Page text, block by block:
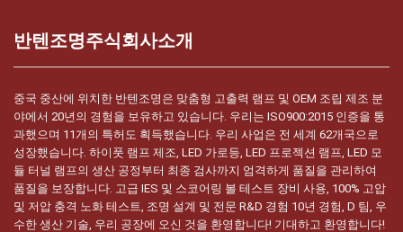
반텐조명주식회사소개
중국 중산에 위치한 반텐조명은 맞춤형 고출력 램프 및 OEM 조립 제조 분
야에서 20년의 경험을 보유하고 있습니다. 우리는 ISO900:2015 인증을 통
과했으며 11개의 특허도 획득했습니다. 우리 사업은 전 세계 62개국으로
성장했습니다. 하이풋 램프 제조, LED 가로등, LED 프로젝션 램프, LED 모
듈 터널 램프의 생산 공정부터 최종 검사까지 엄격하게 품질을 관리하여
품질을 보장합니다. 고급 IES 및 스코어링 볼 테스트 장비 사용, 100% 고압
및 저압 충격 노화 테스트, 조명 설계 및 전문 R&D 경험 10년 경험, D 팀, 우
수한 생산 기술, 우리 공장에 오신 것을 환영합니다! 기대하고 환영합니다!